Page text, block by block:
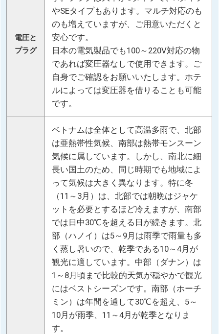
電圧と
プラグ
やSEタイプもあります。マルチ対応のも
のも増えていますが、ご用意いただくと
安心です。
日本の電気製品でも100～220V対応の物
であれば変圧器なしで使用できます。ご
自身でご確認をお願いいたします。ホテ
ルによっては変圧器を借りることも可能
です。
ベトナムは全体として高温多雨で、北部
は亜熱帯性気候、南部は熱帯モンスーン
気候に属しています。しかし、南北に細
長い国土のため、同じ時期でも地域によ
って気候は大きく異なります。特に冬
（11～3月）は、北部では朝晩はジャケ
ットを必要とするほど冷えますが、南部
では日中30℃を超える日が続きます。北
部（ハノイ）は5～9月は雨季で雨量も多
く蒸し暑いので、乾季である10～4月が
観光に適しています。中部（ダナン）は
1～8月頃まで比較的天気が穏やかで観光
にはベストシーズンです。南部（ホーチ
ミン）は年間を通して30℃を超え、5～
10月が雨季、11～4月が乾季となりま
す。